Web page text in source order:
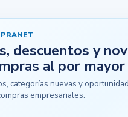
descuentos y
al por
categorías nuevas y
empresariales.